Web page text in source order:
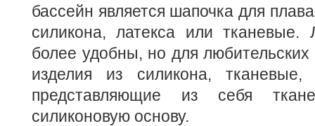
бассейн является шапочка для
силикона, латекса или тканевые.
более удобны, но для любительских
изделия из силикона,
представляющие из себя
силиконовую основу.